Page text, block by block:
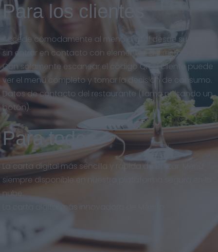
Para los clientes
Accede cómodamente al menú digital desde su celular
sin entrar en contacto con elementos del restaurante.
Con solamente escanear el código QR el cliente puede
ver el menú completo y tomar la decisión de consumo.
Datos de contacto del restaurante (llama pulsando un
botón).
Para todos
La carta digital más sencilla y rápida de utilizar. Menú
siempre disponible en nuestra plataforma segura en la
nube.
La carta digital más innovadora de México.